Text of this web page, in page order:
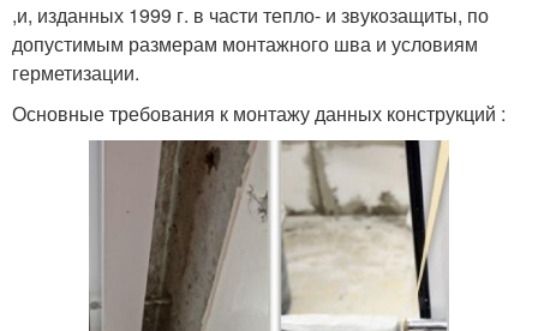
,и, изданных 1999 г. в части тепло- и звукозащиты, по
допустимым размерам монтажного шва и условиям
герметизации.
Основные требования к монтажу данных конструкций :